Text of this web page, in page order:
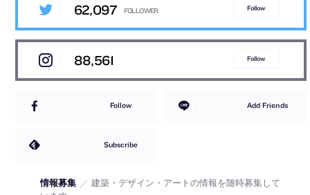
62,097 Follow
88,561 Follow
Follow Add Friends
Subscribe
情報募集 ／ 建築・デザイン・アートの情報を随時募集して